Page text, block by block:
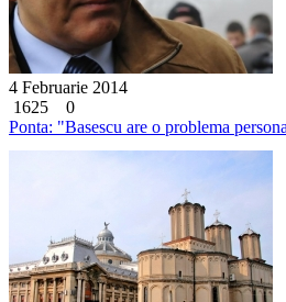
4 Februarie 2014
1625
0
Ponta: "Basescu are o problema